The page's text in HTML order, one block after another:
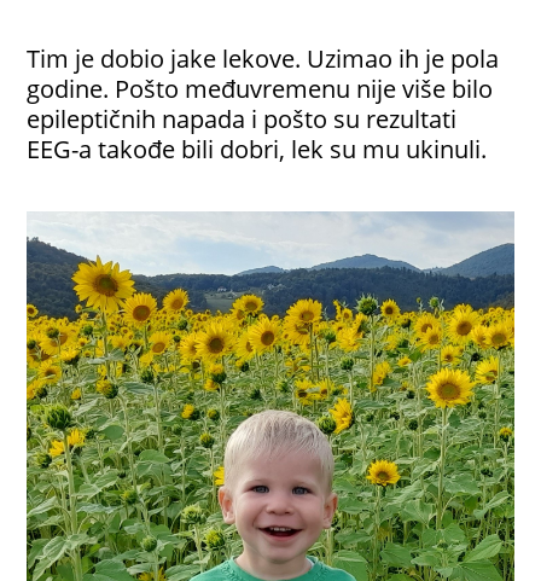
Tim je dobio jake lekove. Uzimao ih je pola
godine. Pošto međuvremenu nije više bilo
epileptičnih napada i pošto su rezultati
EEG-a takođe bili dobri, lek su mu ukinuli.